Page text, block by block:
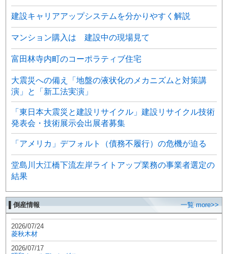
建設キャリアアップシステムを分かりやすく解説
マンション購入は 建設中の現場見て
富田林寺内町のコーポラティブ住宅
大震災への備え「地盤の液状化のメカニズムと対策講
演」と「新工法実演」
「東日本大震災と建設リサイクル」建設リサイクル技術
発表会・技術展示会出展者募集
「アメリカ」デフォルト（債務不履行）の危機が迫る
堂島川大江橋下流左岸ライトアップ業務の事業者選定の
結果
▌倒産情報 一覧 more>>
2026/07/24
菱秋木材
2026/07/17